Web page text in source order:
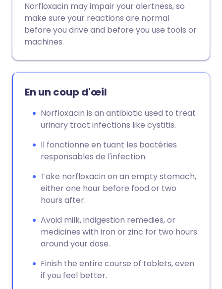
Norfloxacin may impair your alertness, so
make sure your reactions are normal
before you drive and before you use tools or
machines.
En un coup d'œil
Norfloxacin is an antibiotic used to treat
urinary tract infections like cystitis.
Il fonctionne en tuant les bactéries
responsables de l'infection.
Take norfloxacin on an empty stomach,
either one hour before food or two
hours after.
Avoid milk, indigestion remedies, or
medicines with iron or zinc for two hours
around your dose.
Finish the entire course of tablets, even
if you feel better.